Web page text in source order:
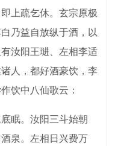
上疏乞休。玄宗原极
乃益自放纵于酒，以
汝阳王琎、左相李适
人，都好酒豪饮，李
饮中八仙歌云：
眠。汝阳三斗始朝
泉。左相日兴费万